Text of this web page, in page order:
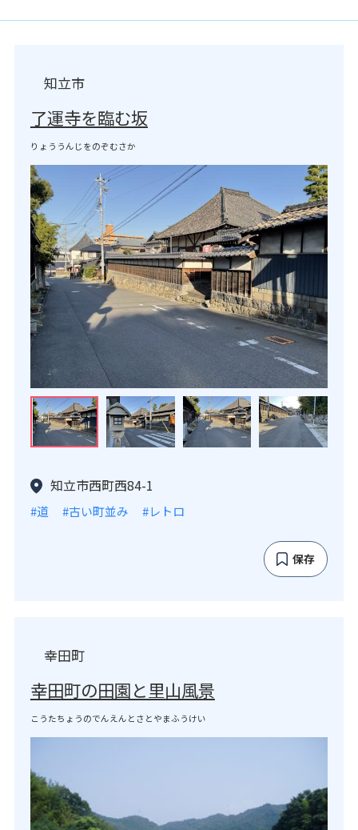
知立市
了運寺を臨む坂
りょううんじをのぞむさか
知立市西町西84-1
#道 #古い町並み #レトロ
保存
幸田町
幸田町の田園と里山風景
こうたちょうのでんえんとさとやまふうけい